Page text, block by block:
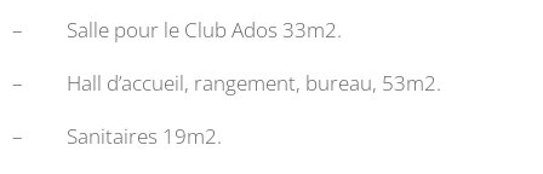
– Salle pour le Club Ados 33m2.
– Hall d’accueil, rangement, bureau, 53m2.
– Sanitaires 19m2.